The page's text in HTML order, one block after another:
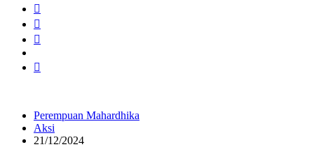
Perempuan Mahardhika
Aksi
21/12/2024